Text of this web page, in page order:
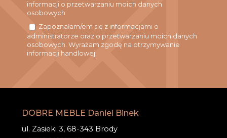
informacji o przetwarzaniu moich danych
osobowych
Zapoznałam/em się z informacjami o
administratorze oraz o przetwarzaniu moich danych
osobowych. Wyrażam zgodę na otrzymywanie
informacji handlowej.
DOBRE MEBLE Daniel Binek
ul. Zasieki 3, 68-343 Brody